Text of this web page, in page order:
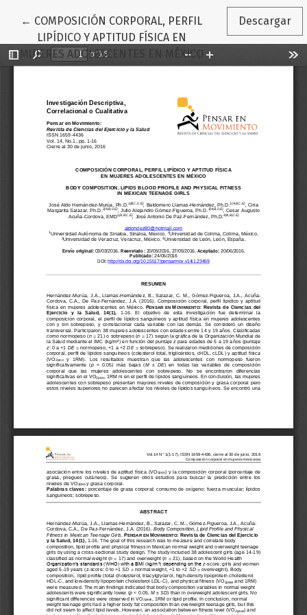
← Volver a los detalles del artículo
COMPOSICIÓN CORPORAL, PERFIL
LIPÍDICO Y APTITUD FÍSICA EN
MUJERES ADOLESCENTES EN MÉXICO
Descargar